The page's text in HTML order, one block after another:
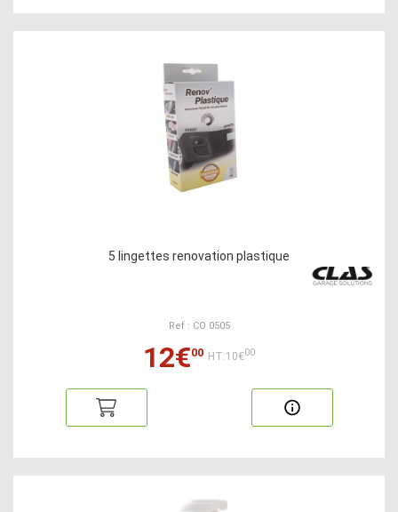
5 lingettes renovation plastique
Ref : CO 0505
12€00 HT:10€00